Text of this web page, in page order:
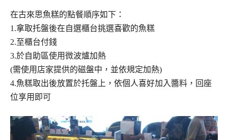
在古來思魚糕的點餐順序如下：
1.拿取托盤後在自選櫃台挑選喜歡的魚糕
2.至櫃台付錢
3.於自助區使用微波爐加熱
(需使用店家提供的磁盤中，並依規定加熱)
4.魚糕取出後放置於托盤上，依個人喜好加入醬料，回座
位享用即可